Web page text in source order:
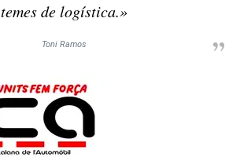
temes de logística.»
Toni Ramos